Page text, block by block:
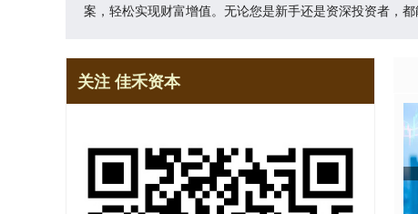
案，轻松实现财富增值。无论您是新手还是资深投资者，
关注 佳禾资本